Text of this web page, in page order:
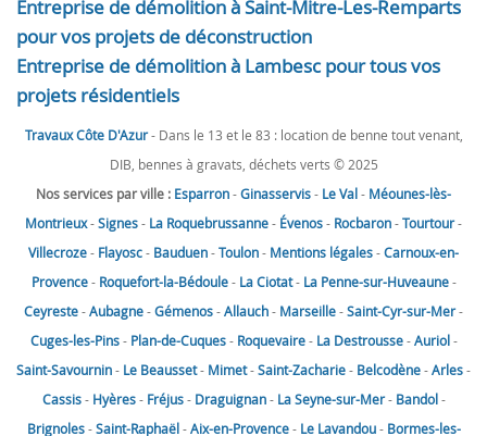
Entreprise de démolition à Saint-Mitre-Les-Remparts
pour vos projets de déconstruction
Entreprise de démolition à Lambesc pour tous vos
projets résidentiels
Travaux Côte D'Azur- Dans le 13 et le 83 : location de benne tout venant,
DIB, bennes à gravats, déchets verts © 2025
Nos services par ville : Esparron-Ginasservis- Le Val- Méounes-lès-
Montrieux-Signes- La Roquebrussanne- Évenos- Rocbaron-Tourtour-
Villecroze- Flayosc- Bauduen-Toulon- Mentions légales-Carnoux-en-
Provence- Roquefort-la-Bédoule- La Ciotat- La Penne-sur-Huveaune-
Ceyreste-Aubagne-Gémenos-Allauch- Marseille-Saint-Cyr-sur-Mer-
Cuges-les-Pins- Plan-de-Cuques- Roquevaire- La Destrousse-Auriol-
Saint-Savournin- Le Beausset- Mimet-Saint-Zacharie- Belcodène-Arles-
Cassis- Hyères- Fréjus- Draguignan- La Seyne-sur-Mer- Bandol-
Brignoles-Saint-Raphaël-Aix-en-Provence- Le Lavandou- Bormes-les-